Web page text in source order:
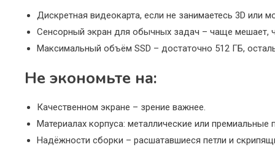
Дискретная видеокарта, если не занимаетесь 3D или
Сенсорный экран для обычных задач – чаще мешает,
Максимальный объём SSD – достаточно 512 ГБ,
Не экономьте на:
Качественном экране – зрение важнее.
Материалах корпуса: металлические или
Надёжности сборки – расшатавшиеся петли и